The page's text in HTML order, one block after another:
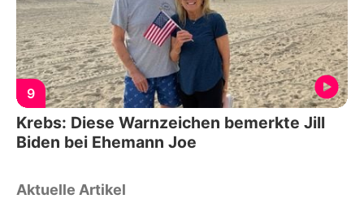
9
Krebs: Diese Warnzeichen bemerkte Jill
Biden bei Ehemann Joe
Aktuelle Artikel